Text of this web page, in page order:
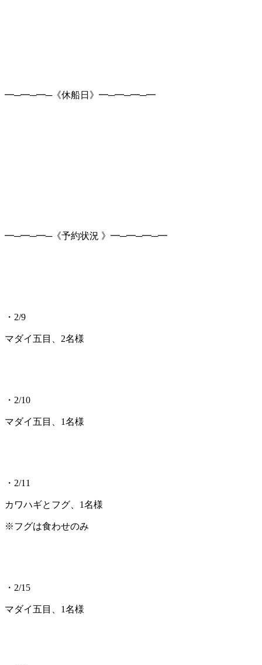
━─━─━─《休船日》━─━─━─━
━─━─━─《予約状況 》━─━─━─━
・2/9
マダイ五目、2名様
・2/10
マダイ五目、1名様
・2/11
カワハギとフグ、1名様
※フグは食わせのみ
・2/15
マダイ五目、1名様